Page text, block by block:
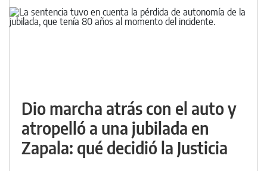
Dio marcha atrás con el auto y
atropelló a una jubilada en
Zapala: qué decidió la Justicia